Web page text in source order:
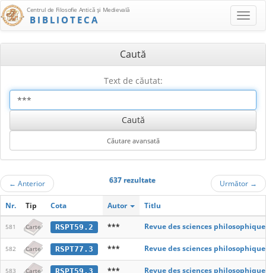
Centrul de Filosofie Antică şi Medievală
BIBLIOTECA
Caută
Text de căutat:
← Anterior 637 rezultate Următor →
Nr. Tip Cota Autor Titlu
581 Carte RSPT59.2 *** Revue des sciences
582 Carte RSPT77.3 *** Revue des sciences
583 Carte RSPT59.3 *** Revue des sciences